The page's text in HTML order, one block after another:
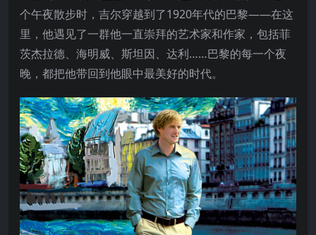
个午夜散步时，吉尔穿越到了1920年代的巴黎——在这
里，他遇见了一群他一直崇拜的艺术家和作家，包括菲
茨杰拉德、海明威、斯坦因、达利……巴黎的每一个夜
晚，都把他带回到他眼中最美好的时代。